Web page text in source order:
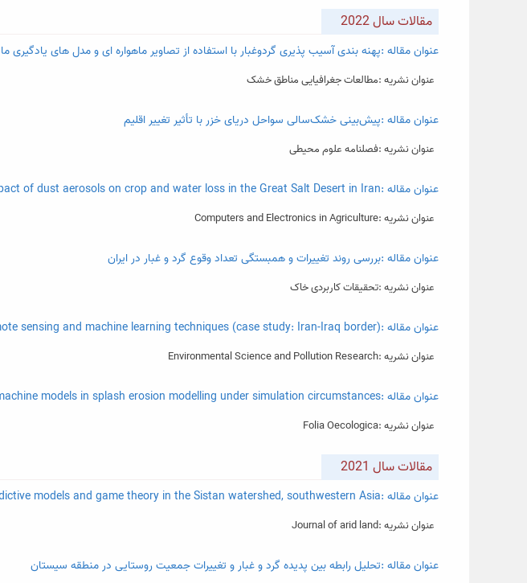
مقالات سال 2022
عنوان مقاله :پهنه بندی آسیب پذیری گردوغبار با استفاده از تصاویر ماهواره ای و مدل های یادگیری
عنوان نشریه :مطالعات جغرافیایی مناطق خشک
عنوان مقاله :پیش‌بینی خشک‌سالی سواحل دریای خزر با تأثیر تغییر اقلیم
عنوان نشریه :فصلنامه علوم محیطی
عنوان مقاله :Assessment of the impact of dust aerosols on crop and water loss in the Great Salt Desert in Iran
عنوان نشریه :Computers and Electronics in Agriculture
عنوان مقاله :بررسی روند تغییرات و همبستگی تعداد وقوع گرد و غبار در ایران
عنوان نشریه :تحقیقات کاربردی خاک
عنوان مقاله :Mapping of dust source susceptibility by remote sensing and machine learning techniques (case study: Iran‑Iraq border)
عنوان نشریه :Environmental Science and Pollution Research
عنوان مقاله :A comparative assessment between artificial neural network, neuro-fuzzy, and support vector machine models in splash erosion modelling under simulation circumstances
عنوان نشریه :Folia Oecologica
مقالات سال 2021
عنوان مقاله :Predicting of dust storm source by combining remote sensing, statistic-based predictive models and game theory in the Sistan watershed, southwestern Asia
عنوان نشریه :Journal of arid land
عنوان مقاله :تحلیل رابطه بین پدیده گرد و غبار و تغییرات جمعیت روستایی در منطقه سیستان